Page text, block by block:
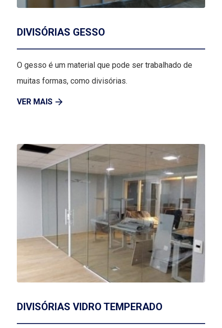
DIVISÓRIAS GESSO
O gesso é um material que pode ser trabalhado de
muitas formas, como divisórias.
VER MAIS
DIVISÓRIAS VIDRO TEMPERADO